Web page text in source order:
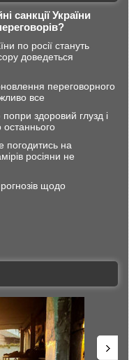
санкції України
по росії стануть
доведеться
переговорного
все
здоровий глузд і
погодитись на
росіяни не
щодо